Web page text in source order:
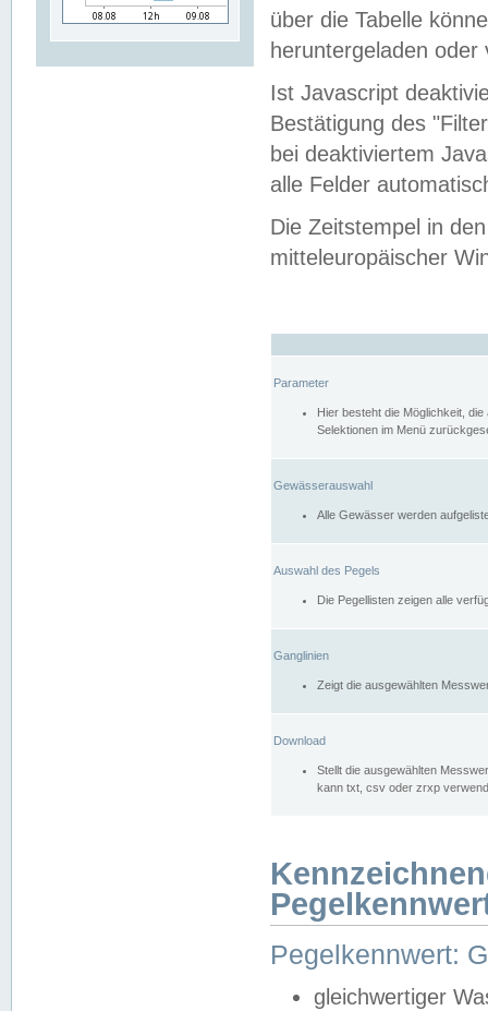
über die Tabelle
heruntergeladen oder
Ist Javascript
Bestätigung des
bei deaktiviertem
alle Felder
Die Zeitstempel in
mitteleuropäischer
Parameter
Hier besteht die Möglichkeit,
Selektionen im Menü
Gewässerauswahl
Alle Gewässer werden
Auswahl des Pegels
Die Pegellisten zeigen alle
Ganglinien
Zeigt die ausgewählten
Download
Stellt die ausgewählten
kann txt, csv oder zrxp
Pegelkennwert:
gleichwertiger